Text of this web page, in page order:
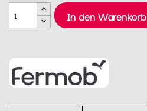
In den Warenkorb